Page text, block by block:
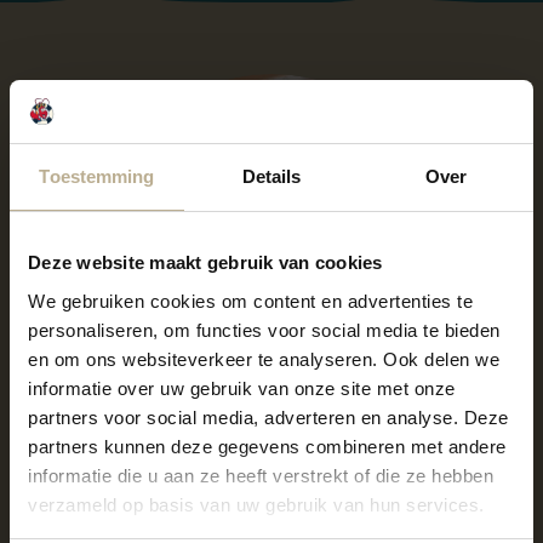
Toestemming Details Over
Deze website maakt gebruik van cookies
We gebruiken cookies om content en advertenties te
personaliseren, om functies voor social media te bieden
en om ons websiteverkeer te analyseren. Ook delen we
informatie over uw gebruik van onze site met onze
partners voor social media, adverteren en analyse. Deze
partners kunnen deze gegevens combineren met andere
informatie die u aan ze heeft verstrekt of die ze hebben
verzameld op basis van uw gebruik van hun services.
Live muziek op Strandpaviljoen Zuid-